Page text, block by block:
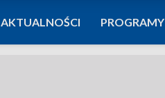
AKTUALNOŚCI PROGRAMY